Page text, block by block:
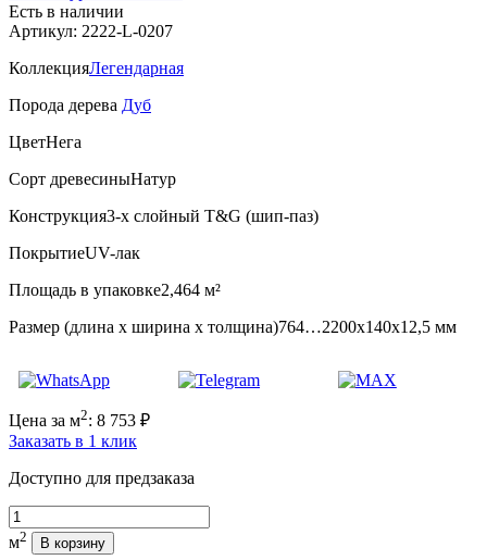
Есть в наличии
Артикул: 2222-L-0207
КоллекцияЛегендарная
Порода дерева Дуб
ЦветНега
Сорт древесиныНатур
Конструкция3-х слойный T&G (шип-паз)
ПокрытиеUV-лак
Площадь в упаковке2,464 м²
Размер (длина х ширина х толщина)764…2200х140х12,5 мм
Цена за м2: 8 753 ₽
Заказать в 1 клик
Доступно для предзаказа
Количество
м2 В корзину